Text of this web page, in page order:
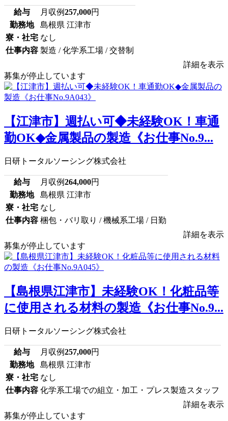
給与 月収例257,000円
勤務地
島根県 江津市
寮・社宅 なし
仕事内容 製造 / 化学系工場 / 交替制
詳細を表示
募集が停止しています
【江津市】週払い可◆未経験OK！車通
勤OK◆金属製品の製造《お仕事No.9...
日研トータルソーシング株式会社
給与 月収例264,000円
勤務地
島根県 江津市
寮・社宅 なし
仕事内容 梱包・バリ取り / 機械系工場 / 日勤
詳細を表示
募集が停止しています
【島根県江津市】未経験OK！化粧品等
に使用される材料の製造《お仕事No.9...
日研トータルソーシング株式会社
給与 月収例257,000円
勤務地
島根県 江津市
寮・社宅 なし
仕事内容 化学系工場での組立・加工・プレス製造スタッフ
詳細を表示
募集が停止しています